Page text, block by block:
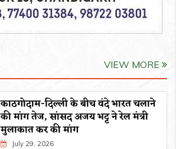
VIEW MORE
काठगोदाम-दिल्ली के बीच वंदे भारत चलाने
की मांग तेज, सांसद अजय भट्ट ने रेल मंत्री
मुलाकात कर की मांग
July 29, 2026